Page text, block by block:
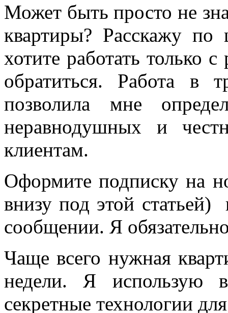
Может быть просто не
квартиры? Расскажу
хотите работать только
обратиться. Работа в
позволила мне
неравнодушных и
клиентам.
Оформите подписку на
внизу под этой
сообщении. Я
Чаще всего нужная
недели. Я использую
секретные технологии